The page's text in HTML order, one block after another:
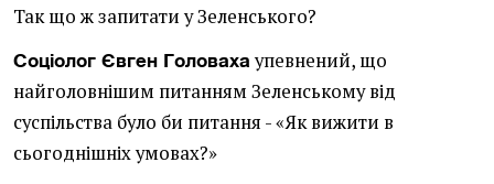
Так що ж запитати у Зеленського?
Соціолог Євген Головаха упевнений, що
найголовнішим питанням Зеленському від
суспільства було би питання - «Як вижити в
сьогоднішніх умовах?»